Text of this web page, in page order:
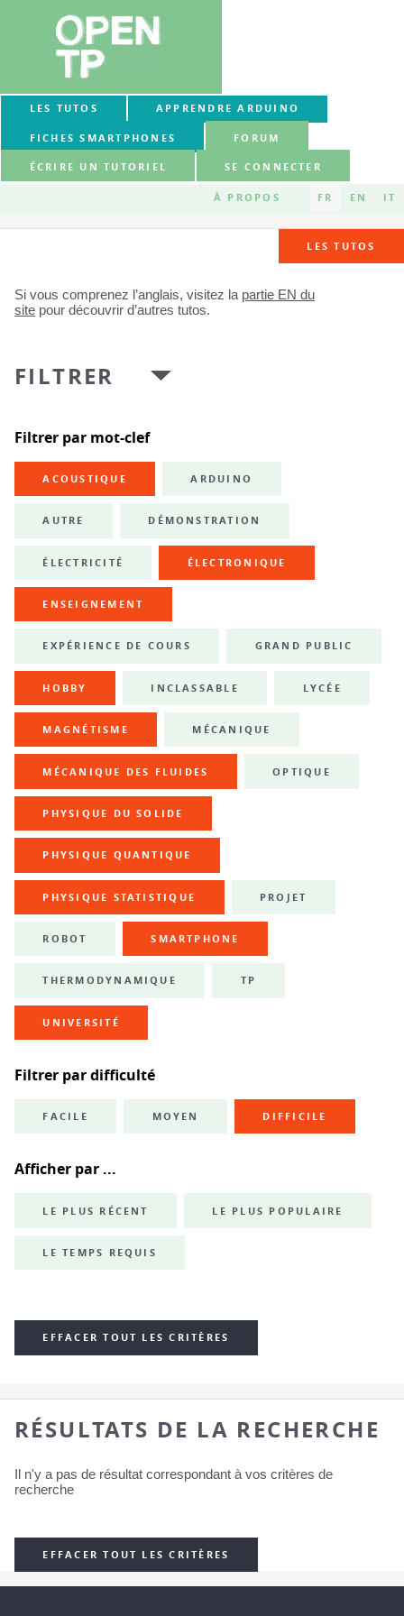
LES TUTOS APPRENDRE ARDUINO
FICHES SMARTPHONES FORUM
ÉCRIRE UN TUTORIEL SE CONNECTER
À PROPOS FR EN IT
LES TUTOS
Si vous comprenez l’anglais, visitez la partie EN du
site pour découvrir d’autres tutos.
FILTRER
Filtrer par mot-clef
ACOUSTIQUE ARDUINO
AUTRE DÉMONSTRATION
ÉLECTRICITÉ ÉLECTRONIQUE
ENSEIGNEMENT
EXPÉRIENCE DE COURS GRAND PUBLIC
HOBBY INCLASSABLE LYCÉE
MAGNÉTISME MÉCANIQUE
MÉCANIQUE DES FLUIDES OPTIQUE
PHYSIQUE DU SOLIDE
PHYSIQUE QUANTIQUE
PHYSIQUE STATISTIQUE PROJET
ROBOT SMARTPHONE
THERMODYNAMIQUE TP
UNIVERSITÉ
Filtrer par difficulté
FACILE MOYEN DIFFICILE
Afficher par ...
LE PLUS RÉCENT LE PLUS POPULAIRE
LE TEMPS REQUIS
EFFACER TOUT LES CRITÈRES
RÉSULTATS DE LA RECHERCHE
Il n'y a pas de résultat correspondant à vos critères de
recherche
EFFACER TOUT LES CRITÈRES